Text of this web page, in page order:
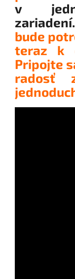
v
bude
teraz k
Pripojte
radosť